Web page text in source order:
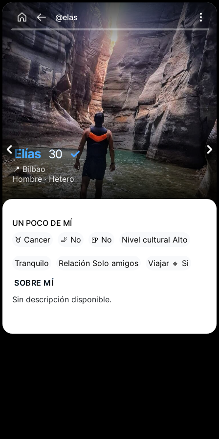
@elas
Elías30✓
📍Bilbao
Hombre ·Hetero
UN POCO DE MÍ
♉ Cancer
🚬 No 🍺 No Nivel cultural Alto
Tranquilo Relación Solo amigos
Viajar 🔸 Si
SOBRE MÍ
Sin descripción disponible.